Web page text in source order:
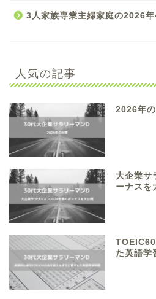
3人家族専業主婦家庭の2026
人気の記事
2026年の
大企業サ
ーナスを
た英語学